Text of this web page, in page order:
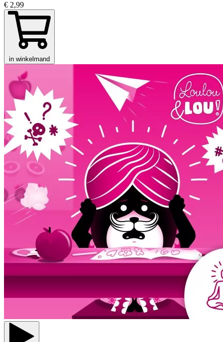
€ 2,99
in winkelmand